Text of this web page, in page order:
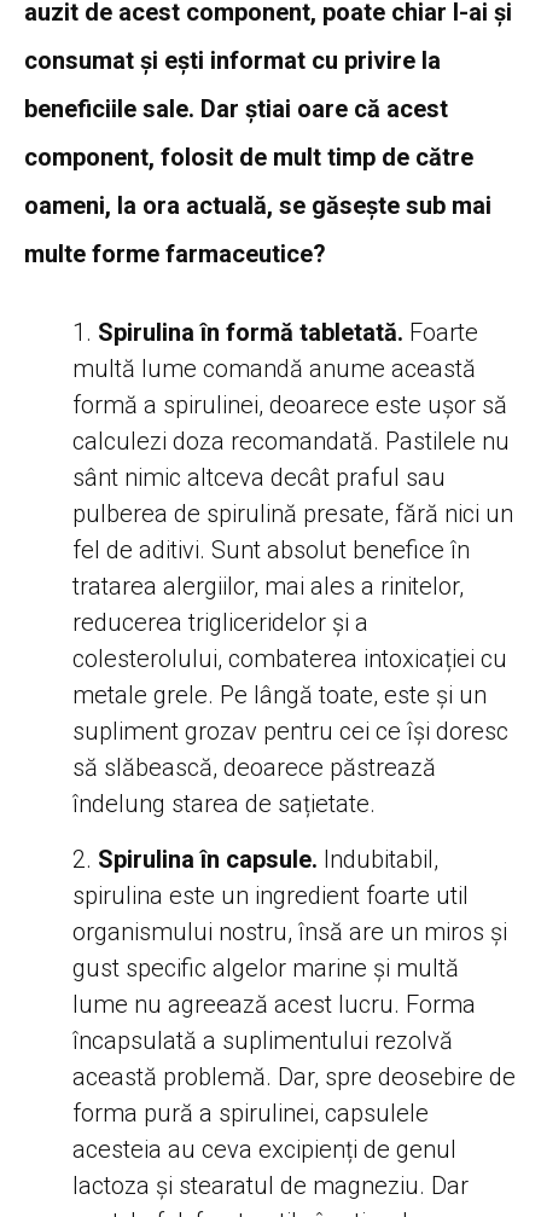
auzit de acest component, poate chiar l-ai și
consumat și ești informat cu privire la
beneficiile sale. Dar știai oare că acest
component, folosit de mult timp de către
oameni, la ora actuală, se găsește sub mai
multe forme farmaceutice?
Spirulina în formă tabletată. Foarte
multă lume comandă anume această
formă a spirulinei, deoarece este ușor să
calculezi doza recomandată. Pastilele nu
sânt nimic altceva decât praful sau
pulberea de spirulină presate, fără nici un
fel de aditivi. Sunt absolut benefice în
tratarea alergiilor, mai ales a rinitelor,
reducerea trigliceridelor și a
colesterolului, combaterea intoxicației cu
metale grele. Pe lângă toate, este și un
supliment grozav pentru cei ce își doresc
să slăbească, deoarece păstrează
îndelung starea de sațietate.
Spirulina în capsule. Indubitabil,
spirulina este un ingredient foarte util
organismului nostru, însă are un miros și
gust specific algelor marine și multă
lume nu agreează acest lucru. Forma
încapsulată a suplimentului rezolvă
această problemă. Dar, spre deosebire de
forma pură a spirulinei, capsulele
acesteia au ceva excipienți de genul
lactoza și stearatul de magneziu. Dar